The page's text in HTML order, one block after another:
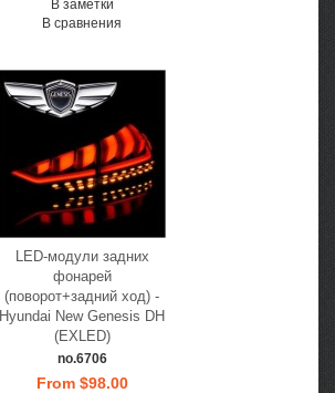
В заметки
В сравнения
LED-модули задних
фонарей
(поворот+задний ход) -
Hyundai New Genesis DH
(EXLED)
no.6706
From $98.00